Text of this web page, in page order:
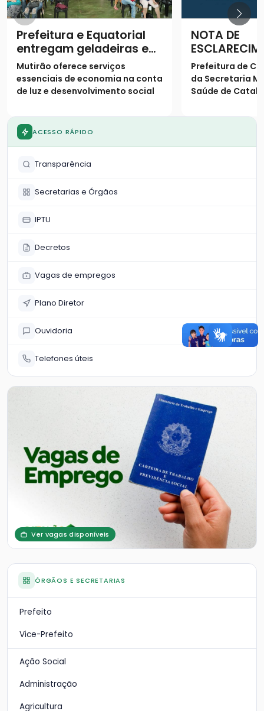
Prefeitura e Equatorial
entregam geladeiras e
prestam serviços à
população
Mutirão oferece serviços
essenciais de economia na conta
de luz e desenvolvimento social
NOTA DE
Prefeitura de
da Secretaria
Saúde de
população
ACESSO RÁPIDO
Transparência
Secretarias e Órgãos
IPTU
Decretos
Vagas de empregos
Plano Diretor
Ouvidoria
Telefones úteis
Ver vagas disponíveis
ÓRGÃOS E SECRETARIAS
Prefeito
Vice-Prefeito
Ação Social
Administração
Agricultura